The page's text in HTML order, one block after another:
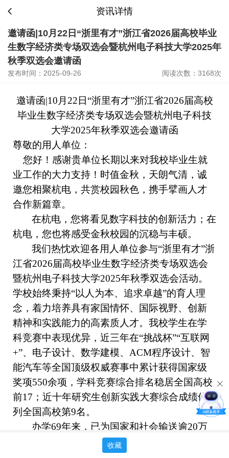
资讯详情
邀请函|10月22日“浙里有才”浙江省2026届高校毕业
生数字经济类专场双选会暨杭州电子科技大学2025年
秋季双选会邀请函
发布时间：2025-09-26 阅读次数：3168次
邀请函|10月22日“浙里有才”浙江省2026届高校
毕业生数字经济类专场双选会暨杭州电子科技
大学2025年秋季双选会邀请函
尊敬的用人单位：
您好！ 感谢贵单位长期以来对我校毕业生就
业工作的大力支持！时值金秋，天朗气清，诚
邀您相聚杭电，共赏校园秋色，携手擘画人才
合作新篇章。
在杭电，您将看见数字科技的创新活力；在
杭电，您也将感受金秋校园的沉稳与丰硕。
我们热忱欢迎各用人单位参与“浙里有才”浙
江省2026届高校毕业生数字经济类专场双选会
暨杭州电子科技大学2025年秋季双选会活动。
学校始终秉持“以人为本、追求卓越”的育人理
念，着力培养具有家国情怀、国际视野、创新
精神和实践能力的高素质人才。我校学生在学
科竞赛中表现优异，近三年在“挑战杯”“互联网
+”、电子设计、数学建模、ACM程序设计、智
能汽车等全国顶级权威赛事中累计获得国家级
奖项550余项，学科竞赛综合排名稳居全国高校
前17；近十年研究生创新实践大赛综合成绩位
列全国高校第9名。
办学69年来，已为国家和社会输送逾20万
名优秀人才，众多校友已成为阿里巴巴、中芯
收藏